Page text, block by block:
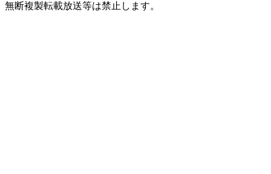
無断複製転載放送等は禁止します。